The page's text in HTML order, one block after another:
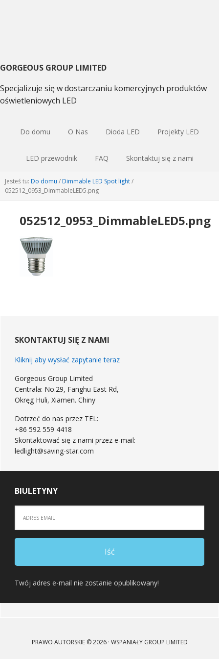
GORGEOUS GROUP LIMITED
Specjalizuje się w dostarczaniu komercyjnych produktów
oświetleniowych LED
Do domu O Nas Dioda LED Projekty LED
LED przewodnik FAQ Skontaktuj się z nami
Jesteś tu: Do domu / Dimmable LED Spot light/
052512 _0953_DimmableLED5.png
052512 _0953_DimmableLED5.png
Sidebar
SKONTAKTUJ SIĘ Z NAMI
Kliknij aby wysłać zapytanie teraz
Gorgeous Group Limited
Centrala: No.29, Fanghu East Rd,
Okręg Huli, Xiamen. Chiny
Dotrzeć do nas przez TEL:
+86 592 559 4418
Skontaktować się z nami przez e-mail:
ledlight@saving-star.com
BIULETYNY
Twój adres e-mail nie zostanie opublikowany!
PRAWO AUTORSKIE © 2026 · WSPANIAŁY GROUP LIMITED